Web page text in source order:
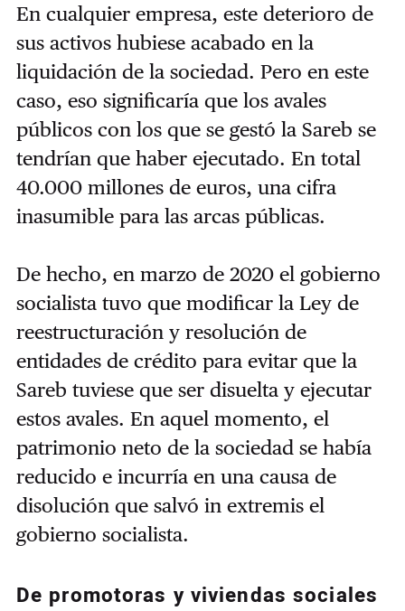
En cualquier empresa, este deterioro de
sus activos hubiese acabado en la
liquidación de la sociedad. Pero en este
caso, eso significaría que los avales
públicos con los que se gestó la Sareb se
tendrían que haber ejecutado. En total
40.000 millones de euros, una cifra
inasumible para las arcas públicas.
De hecho, en marzo de 2020 el gobierno
socialista tuvo que modificar la Ley de
reestructuración y resolución de
entidades de crédito para evitar que la
Sareb tuviese que ser disuelta y ejecutar
estos avales. En aquel momento, el
patrimonio neto de la sociedad se había
reducido e incurría en una causa de
disolución que salvó in extremis el
gobierno socialista.
De promotoras y viviendas sociales